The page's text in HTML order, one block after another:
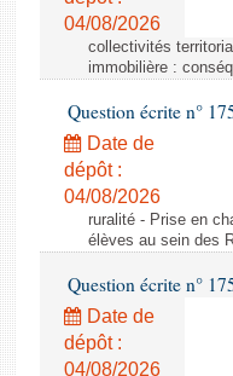
04/08/2026
collectivités
immobilière :
Question écrite n°
Date de
dépôt :
04/08/2026
ruralité - Prise en
élèves au sein des
Question écrite n°
Date de
dépôt :
04/08/2026